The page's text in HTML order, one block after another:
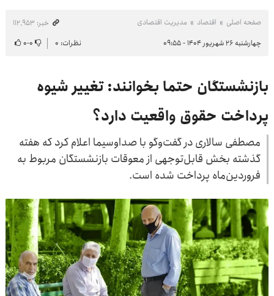
صفحه اصلی اقتصاد مدیریت اقتصادی
خبر: ۱۱۲٬۹۵۳
چهارشنبه ۲۶ شهریور ۱۴۰۴ - ۰۹:۵۵
نظرات: ۰ ۰-۰
بازنشستگان حتما بخوانند: تغییر شیوه
پرداخت حقوق واقعیت دارد؟
مصطفی سالاری در گفت‌وگو با صداوسیما اعلام کرد که هفته
گذشته بخش قابل‌توجهی از معوقات بازنشستگان مربوط به
فروردین‌ماه پرداخت شده است.